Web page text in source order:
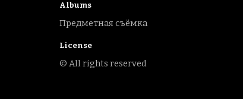
Albums
Предметная съёмка
License
© All rights reserved